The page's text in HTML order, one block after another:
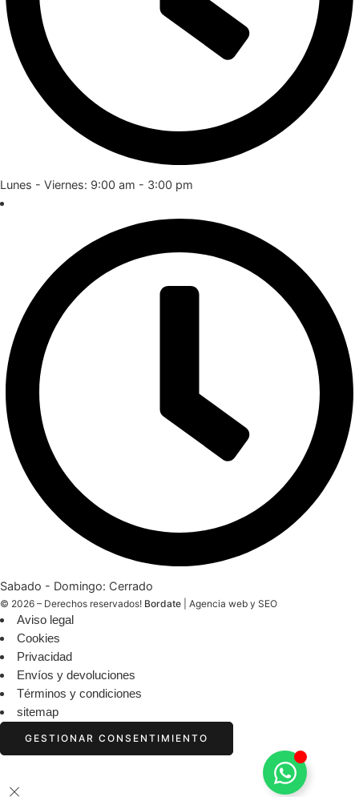
Lunes - Viernes: 9:00 am - 3:00 pm
Sabado - Domingo: Cerrado
© 2026 – Derechos reservados! Bordate Agencia web y SEO
Aviso legal
Cookies
Privacidad
Envíos y devoluciones
Términos y condiciones
sitemap
GESTIONAR CONSENTIMIENTO